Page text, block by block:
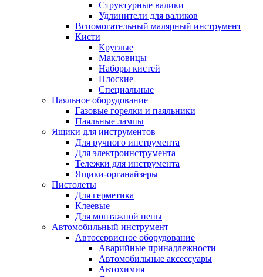
Структурные валики
Удлинители для валиков
Вспомогательный малярный инструмент
Кисти
Круглые
Макловицы
Наборы кистей
Плоские
Специальные
Паяльное оборудование
Газовые горелки и паяльники
Паяльные лампы
Ящики для инструментов
Для ручного инструмента
Для электроинструмента
Тележки для инструмента
Ящики-органайзеры
Пистолеты
Для герметика
Клеевые
Для монтажной пены
Автомобильный инструмент
Автосервисное оборудование
Аварийные принадлежности
Автомобильные аксессуары
Автохимия